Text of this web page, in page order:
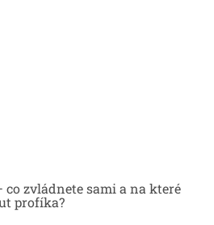
zvládnete sami a na které
profíka?